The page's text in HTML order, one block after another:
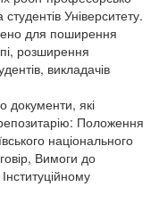
Університету.
для поширення
розширення
викладачів
документи, які
Положення
національного
Вимоги до